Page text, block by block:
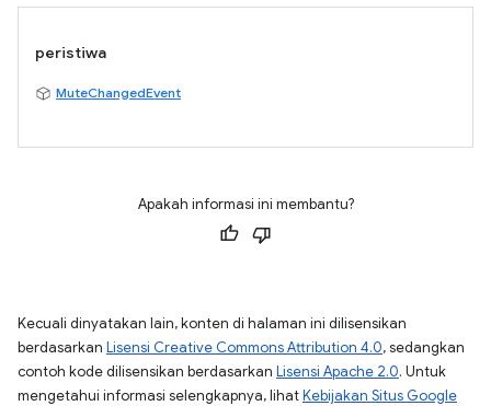
peristiwa
MuteChangedEvent
Apakah informasi ini membantu?
Kecuali dinyatakan lain, konten di halaman ini dilisensikan
berdasarkan Lisensi Creative Commons Attribution 4.0, sedangkan
contoh kode dilisensikan berdasarkan Lisensi Apache 2.0. Untuk
mengetahui informasi selengkapnya, lihatKebijakan Situs Google